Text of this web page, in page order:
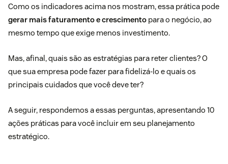
Como os indicadores acima nos mostram, essa prática pode
gerar mais faturamento e crescimento para o negócio, ao
mesmo tempo que exige menos investimento.
Mas, afinal, quais são as estratégias para reter clientes? O
que sua empresa pode fazer para fidelizá-lo e quais os
principais cuidados que você deve ter?
A seguir, respondemos a essas perguntas, apresentando 10
ações práticas para você incluir em seu planejamento
estratégico.